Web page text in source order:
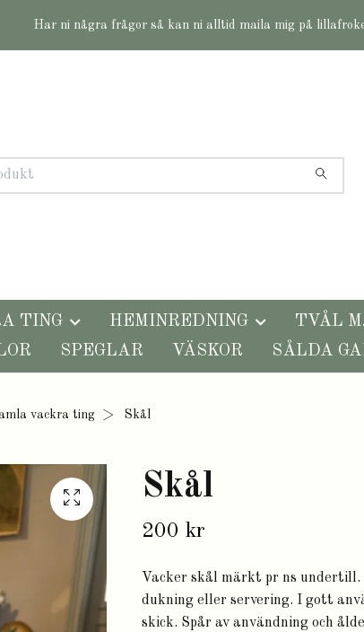
Har ni några frågor så kan ni alltid maila mig på
TING HEMINREDNING
TVÅL
SPEGLAR VÄSKOR SÅLDA
vackra ting Skål
Skål
200 kr
Vacker skål märkt pr ns
dukning eller servering. I gott
skick. Spår av användning och